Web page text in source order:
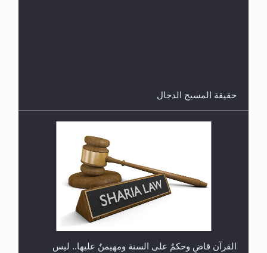
القرآن قاضٍ وحكمٌ على السنة ومهيمنٌ عليها.. ليس
العكس